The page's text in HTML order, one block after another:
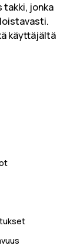
takki, jonka
käyttäjältä